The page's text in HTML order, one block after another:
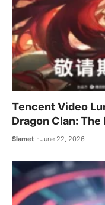
Tencent Video
Dragon Clan:
Slamet June 22, 2026